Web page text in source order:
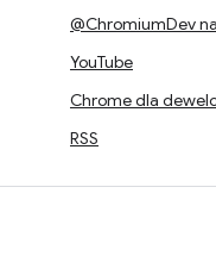
@ChromiumDev
YouTube
Chrome dla
RSS